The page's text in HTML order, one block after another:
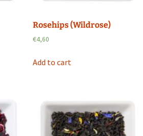
Rosehips (Wildrose)
€4,60
Add to cart